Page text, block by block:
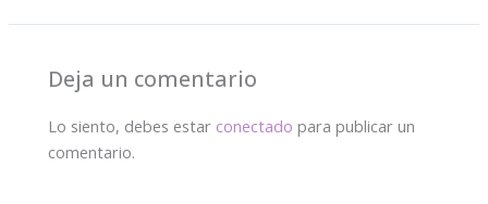
Deja un comentario
Lo siento, debes estar conectado para publicar un
comentario.